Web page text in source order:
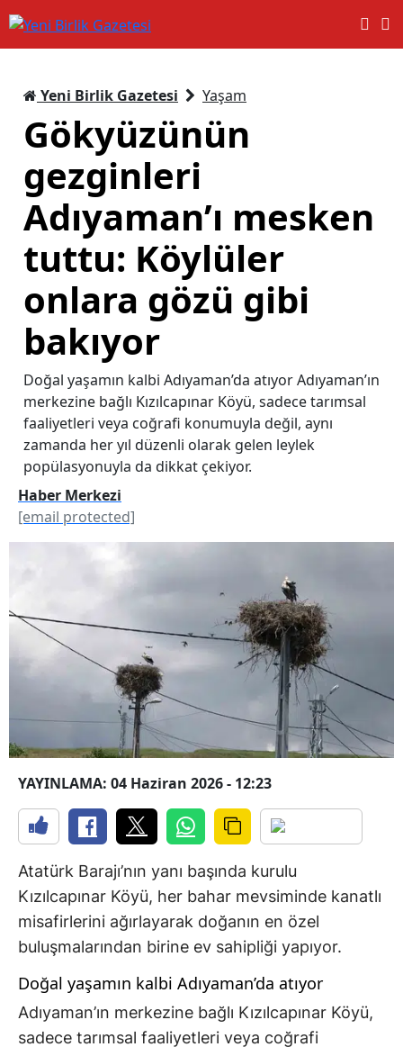
Yeni Birlik Gazetesi Yaşam
Gökyüzünün
gezginleri
Adıyaman’ı mesken
tuttu: Köylüler
onlara gözü gibi
bakıyor
Doğal yaşamın kalbi Adıyaman’da atıyor Adıyaman’ın
merkezine bağlı Kızılcapınar Köyü, sadece tarımsal
faaliyetleri veya coğrafi konumuyla değil, aynı
zamanda her yıl düzenli olarak gelen leylek
popülasyonuyla da dikkat çekiyor.
Haber Merkezi
[email protected]
YAYINLAMA: 04 Haziran 2026 - 12:23
Atatürk Barajı’nın yanı başında kurulu
Kızılcapınar Köyü, her bahar mevsiminde kanatlı
misafirlerini ağırlayarak doğanın en özel
buluşmalarından birine ev sahipliği yapıyor.
Doğal yaşamın kalbi Adıyaman’da atıyor
Adıyaman’ın merkezine bağlı Kızılcapınar Köyü,
sadece tarımsal faaliyetleri veya coğrafi